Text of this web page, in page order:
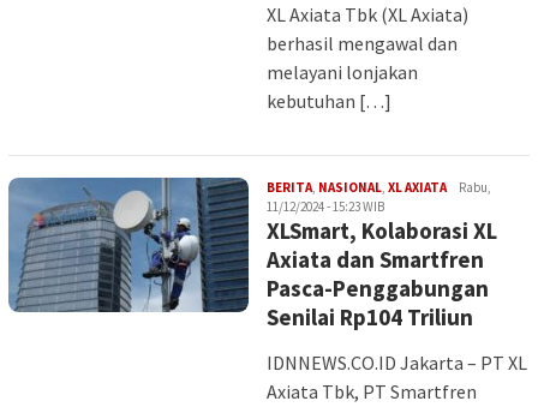
XL Axiata Tbk (XL Axiata)
berhasil mengawal dan
melayani lonjakan
kebutuhan […]
BERITA, NASIONAL, XL AXIATAImanRabu,
11/12/2024 - 15:23 WIB
XLSmart, Kolaborasi XL
Axiata dan Smartfren
Pasca-Penggabungan
Senilai Rp104 Triliun
IDNNEWS.CO.ID Jakarta – PT XL
Axiata Tbk, PT Smartfren